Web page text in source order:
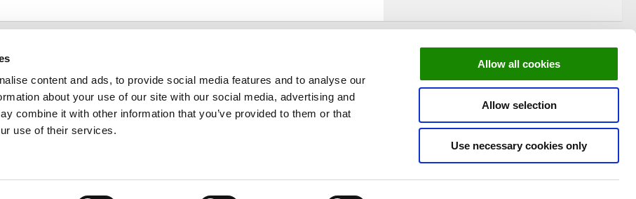
content and ads, to provide social media features and to analyse our
about your use of our site with our social media, advertising and
combine it with other information that you’ve provided to them or that
use of their services.
Allow all cookies
Allow selection
Use necessary cookies only
+45 32 55 50 48